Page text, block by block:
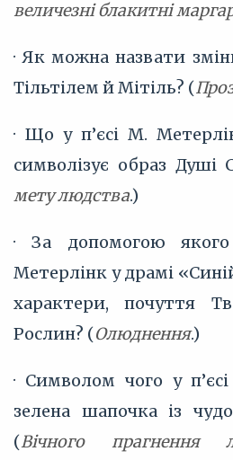
величезні блакитні
· Як можна назвати
Тільтілем й Мітіль? (
· Що у п’єсі М.
символізує образ Душі
мету людства.)
· За допомогою
Метерлінк у драмі
характери, почуття
Рослин? (Олюднення.)
· Символом чого у
зелена шапочка із
(Вічного прагнення